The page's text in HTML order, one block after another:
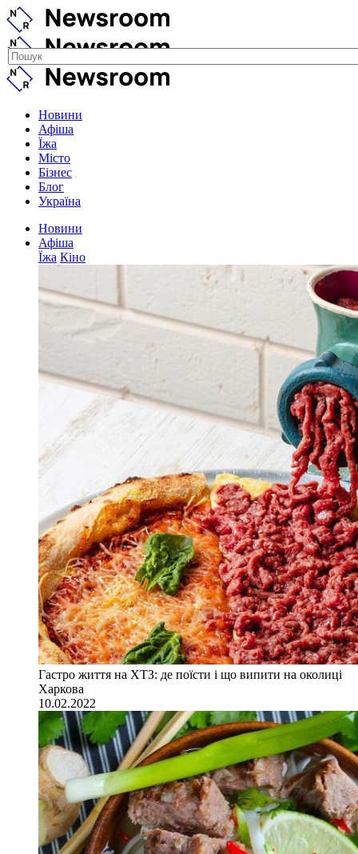
Новини
Афіша
Їжа
Місто
Бізнес
Блог
Україна
Новини
Афіша
Їжа Кіно
Гастро життя на ХТЗ: де поїсти і що випити на околиці
Харкова
10.02.2022